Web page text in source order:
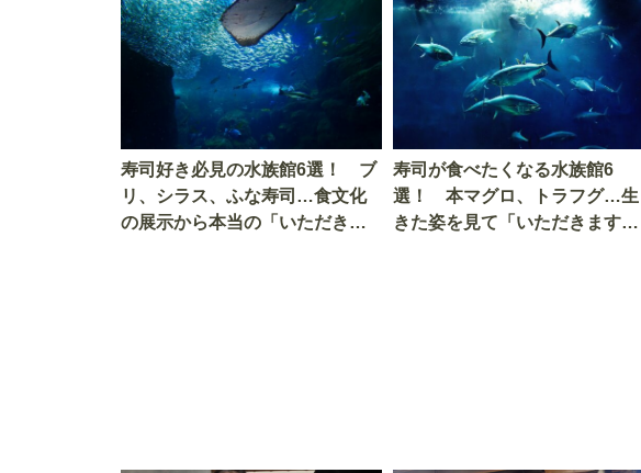
寿司好き必見の水族館6選！ ブ
リ、シラス、ふな寿司…食文化
の展示から本当の「いただきま
寿司が食べたくなる水族館6
選！ 本マグロ、トラフグ…生
きた姿を見て「いただきます」